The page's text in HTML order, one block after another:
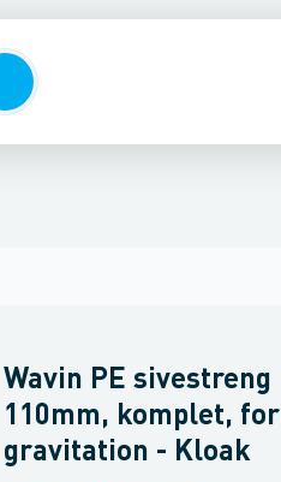
Wavin PE sivestreng
110mm, komplet, for
gravitation - Kloak